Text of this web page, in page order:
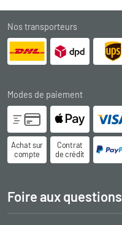
Nos transporteurs
Modes de paiement
Achat sur
compte
Contrat
de crédit
Foire aux questions